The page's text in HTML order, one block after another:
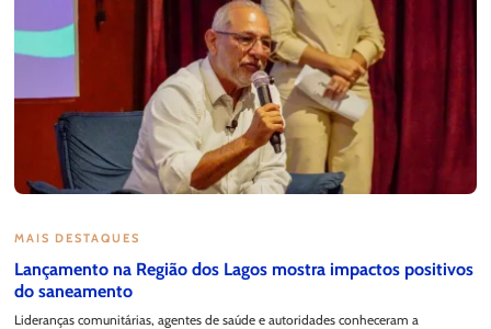
MAIS DESTAQUES
Lançamento na Região dos Lagos mostra impactos positivos
do saneamento
Lideranças comunitárias, agentes de saúde e autoridades conheceram a